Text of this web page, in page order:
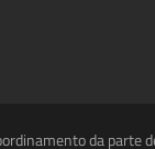
da parte